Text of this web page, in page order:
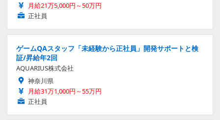
月給21万5,000円～50万円
正社員
ゲームQAスタッフ「未経験から正社員」開発サポートと検
証/昇給年2回
AQUARIUS株式会社
神奈川県
月給31万1,000円～55万円
正社員